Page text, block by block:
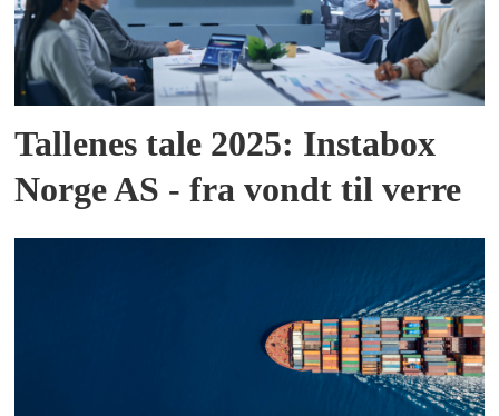
Tallenes tale 2025: Instabox
Norge AS - fra vondt til verre